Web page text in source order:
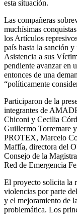
esta situación.
Las compañeras
muchísimas
los Artículos
país hasta la sanción
Asistencia a sus
pendiente avanzar en
entonces de una
“políticamente
Participaron de la
integrantes de
Chiconi y Cecilia
Guillermo Torremare
PROTEX, Marcelo
Maffía, directora del
Consejo de la
Red de Emergencia
El proyecto solicita la
violencias por parte
y el mejoramiento de
problemática. Los